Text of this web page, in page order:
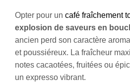
Opter pour un café fraîchement
explosion de saveurs en
ancien perd son caractère
et poussiéreux. La fraîcheur
notes cacaotées, fruitées ou
un expresso vibrant.